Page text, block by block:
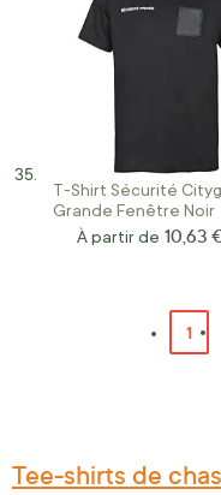
T-Shirt Sécurité
Grande Fenêtre Noir
À partir de 10,63
1
Tee-shirts de